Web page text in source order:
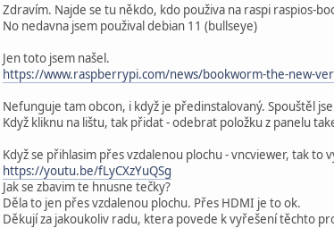
Zdravím. Najde se tu někdo, kdo použiva na raspi raspios-
No nedavna jsem použival debian 11 (bullseye)
Jen toto jsem našel.
https://www.raspberrypi.com/news/bookworm-the-new-
Nefunguje tam obcon, i když je předinstalovaný. Spouštěl
Když kliknu na lištu, tak přidat - odebrat položku z panelu
Když se přihlasim přes vzdalenou plochu - vncviewer, tak to
https://youtu.be/fLyCXzYuQSg
Jak se zbavim te hnusne tečky?
Děla to jen přes vzdalenou plochu. Přes HDMI je to ok.
Děkují za jakoukoliv radu, ktera povede k vyřešení těchto